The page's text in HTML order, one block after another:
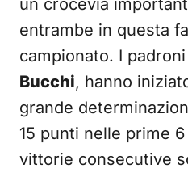
un crocevia
entrambe in questa
campionato. I
Bucchi, hanno
grande
15 punti nelle prime
vittorie consecutive